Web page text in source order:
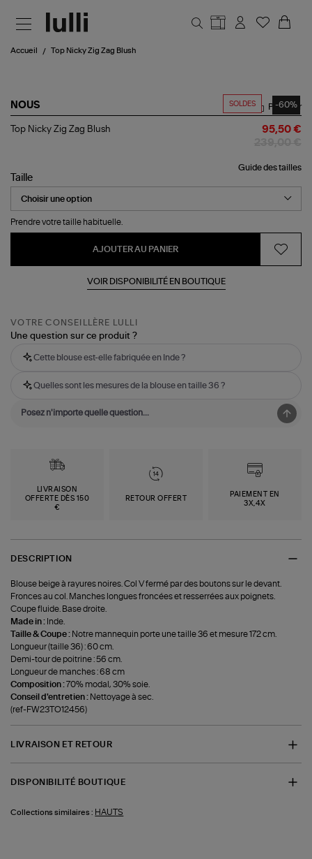
Accueil Top Nicky Zig Zag Blush
SOLDES -60%
NOUS
Top
Partager
Top Nicky Zig Zag Blush 95,50 €
Guide des tailles
Taille
Prendre votre taille habituelle.
AJOUTER AU PANIER
VOIR DISPONIBILITÉ EN BOUTIQUE
VOTRE CONSEILLÈRE LULLI
Une question sur ce produit ?
Cette blouse est-elle fabriquée en Inde ?
Quelles sont les mesures de la blouse en taille 36 ?
LIVRAISON
OFFERTE DÈS 150
€
RETOUR OFFERT
PAIEMENT EN
3X,4X
DESCRIPTION
Blouse beige à rayures noires. Col V fermé par des boutons sur le devant.
Fronces au col. Manches longues froncées et resserrées aux poignets.
Coupe fluide. Base droite.
Made in : Inde.
Taille & Coupe : Notre mannequin porte une taille 36 et mesure 172 cm.
Longueur (taille 36) : 60 cm.
Demi-tour de poitrine : 56 cm.
Longueur de manches : 68 cm
Composition : 70% modal, 30% soie.
Conseil d'entretien : Nettoyage à sec.
(ref-FW23TO12456)
LIVRAISON ET RETOUR
DISPONIBILITÉ BOUTIQUE
Collections similaires : HAUTS